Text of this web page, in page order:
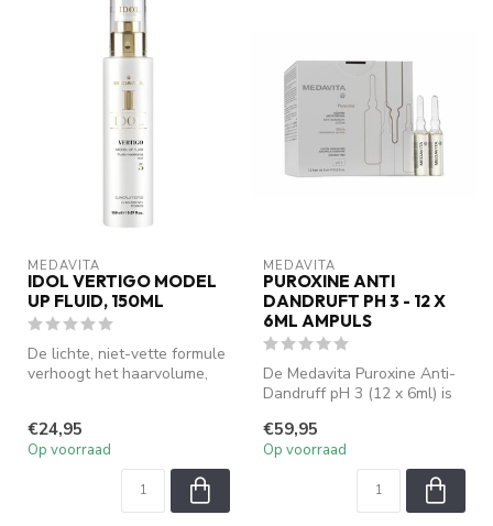
MEDAVITA
IDOL VERTIGO MODEL
UP FLUID, 150ML
De lichte, niet-vette formule
verhoogt het haarvolume,
€24,95
Op voorraad
MEDAVITA
PUROXINE ANTI
DANDRUFT PH 3 - 12 X
6ML AMPULS
De Medavita Puroxine Anti-
Dandruff pH 3 (12 x 6ml) is
behandeling...
€59,95
Op voorraad